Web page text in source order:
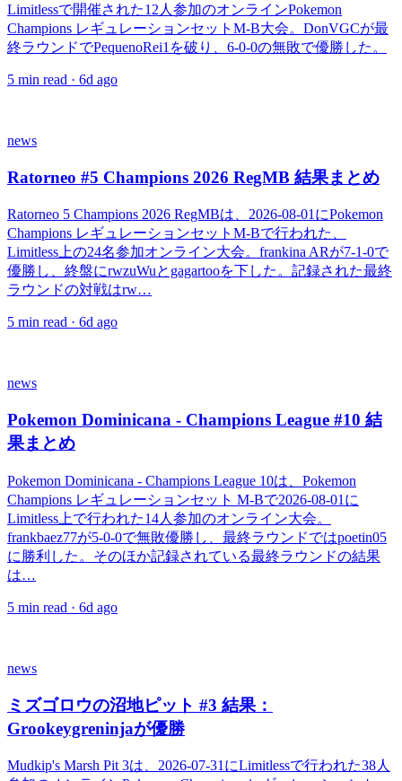
Limitlessで開催された12人参加のオンラインPokemon
Champions レギュレーションセットM-B大会。DonVGCが最
終ラウンドでPequenoRei1を破り、6-0-0の無敗で優勝した。
5 min read · 6d ago
news
Ratorneo #5 Champions 2026 RegMB 結果まとめ
Ratorneo 5 Champions 2026 RegMBは、2026-08-01にPokemon
Champions レギュレーションセットM-Bで行われた、
Limitless上の24名参加オンライン大会。frankina ARが7-1-0で
優勝し、終盤にrwzuWuとgagartooを下した。記録された最終
ラウンドの対戦はrw…
5 min read · 6d ago
news
Pokemon Dominicana - Champions League #10 結
果まとめ
Pokemon Dominicana - Champions League 10は、Pokemon
Champions レギュレーションセット M-Bで2026-08-01に
Limitless上で行われた14人参加のオンライン大会。
frankbaez77が5-0-0で無敗優勝し、最終ラウンドではpoetin05
に勝利した。そのほか記録されている最終ラウンドの結果
は…
5 min read · 6d ago
news
ミズゴロウの沼地ピット #3 結果：
Grookeygreninjaが優勝
Mudkip's Marsh Pit 3は、2026-07-31にLimitlessで行われた38人